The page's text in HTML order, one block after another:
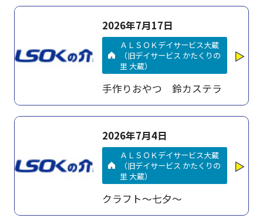
2026年7月17日
ＡＬＳＯＫデイサービス大蔵
（旧デイサービス かたくりの
里 大蔵）
手作りおやつ 鈴カステラ
2026年7月4日
ＡＬＳＯＫデイサービス大蔵
（旧デイサービス かたくりの
里 大蔵）
クラフト～七夕～